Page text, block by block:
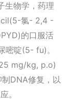
生物学，药理
氯- 2,4 -
的口服活
嘧啶(5- fu)。
mg/kg, p.o)
DNA修复，以
。